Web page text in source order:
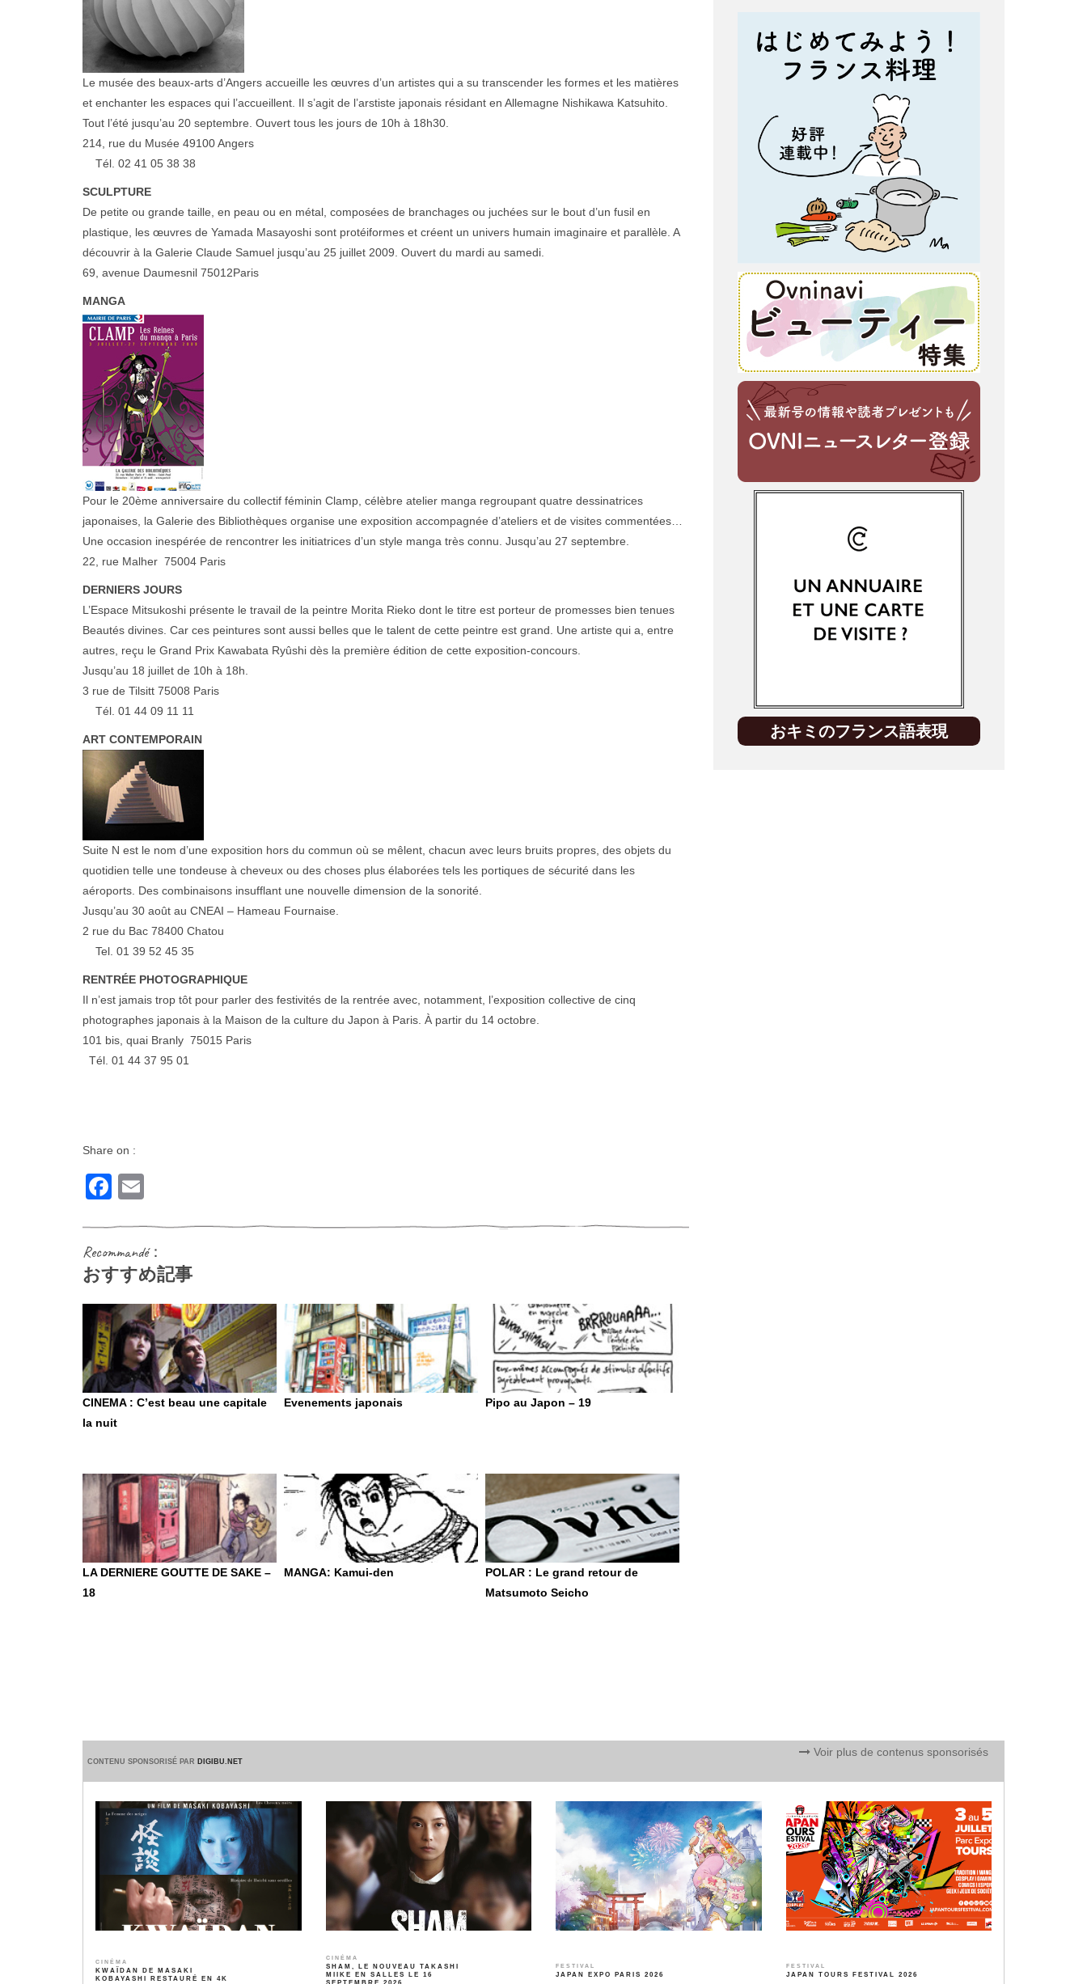
Le musée des beaux-arts d’Angers accueille les œuvres d’un artistes qui a su transcender les formes et les matières
et enchanter les espaces qui l’accueillent. Il s’agit de l’arstiste japonais résidant en Allemagne Nishikawa Katsuhito.
Tout l’été jusqu’au 20 septembre. Ouvert tous les jours de 10h à 18h30.
214, rue du Musée 49100 Angers
Tél. 02 41 05 38 38
SCULPTURE
De petite ou grande taille, en peau ou en métal, composées de branchages ou juchées sur le bout d’un fusil en
plastique, les œuvres de Yamada Masayoshi sont protéiformes et créent un univers humain imaginaire et parallèle. A
découvrir à la Galerie Claude Samuel jusqu’au 25 juillet 2009. Ouvert du mardi au samedi.
69, avenue Daumesnil 75012Paris
MANGA
Pour le 20ème anniversaire du collectif féminin Clamp, célèbre atelier manga regroupant quatre dessinatrices
japonaises, la Galerie des Bibliothèques organise une exposition accompagnée d’ateliers et de visites commentées…
Une occasion inespérée de rencontrer les initiatrices d’un style manga très connu. Jusqu’au 27 septembre.
22, rue Malher 75004 Paris
DERNIERS JOURS
L’Espace Mitsukoshi présente le travail de la peintre Morita Rieko dont le titre est porteur de promesses bien tenues
Beautés divines. Car ces peintures sont aussi belles que le talent de cette peintre est grand. Une artiste qui a, entre
autres, reçu le Grand Prix Kawabata Ryûshi dès la première édition de cette exposition-concours.
Jusqu’au 18 juillet de 10h à 18h.
3 rue de Tilsitt 75008 Paris
Tél. 01 44 09 11 11
ART CONTEMPORAIN
Suite N est le nom d’une exposition hors du commun où se mêlent, chacun avec leurs bruits propres, des objets du
quotidien telle une tondeuse à cheveux ou des choses plus élaborées tels les portiques de sécurité dans les
aéroports. Des combinaisons insufflant une nouvelle dimension de la sonorité.
Jusqu’au 30 août au CNEAI – Hameau Fournaise.
2 rue du Bac 78400 Chatou
Tel. 01 39 52 45 35
RENTRÉE PHOTOGRAPHIQUE
Il n’est jamais trop tôt pour parler des festivités de la rentrée avec, notamment, l’exposition collective de cinq
photographes japonais à la Maison de la culture du Japon à Paris. À partir du 14 octobre.
101 bis, quai Branly 75015 Paris
Tél. 01 44 37 95 01
Share on :
Facebook
Recommandé：
おすすめ記事
CINEMA : C’est beau une capitale
la nuit
Evenements japonais Pipo au Japon – 19
LA DERNIERE GOUTTE DE SAKE –
18
MANGA: Kamui-den
POLAR : Le grand retour de
Matsumoto Seicho
おキミのフランス語表現
CONTENU SPONSORISÉ PAR DIGIBU.NET
Voir plus de contenus sponsorisés
CINÉMA
KWAÏDAN DE MASAKI
KOBAYASHI RESTAURÉ EN 4K
CINÉMA
SHAM, LE NOUVEAU TAKASHI
MIIKE EN SALLES LE 16
SEPTEMBRE 2026
FESTIVAL
JAPAN EXPO PARIS 2026
FESTIVAL
JAPAN TOURS FESTIVAL 2026